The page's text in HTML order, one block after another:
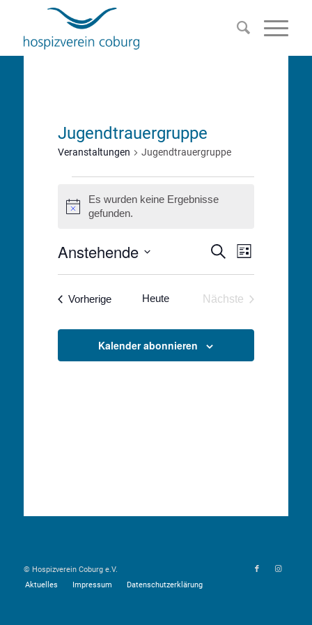
Jugendtrauergruppe
Veranstaltungen Jugendtrauergruppe
Veranstaltungen
Hinweis
Es wurden keine Ergebnisse
gefunden.
Suche
und
Ansichten,
Navigation
Suche
Liste
Anstehende
VorherigeVeranstaltungen
Heute
Nächste
Kalender abonnieren
© Hospizverein Coburg e.V.
Aktuelles
Impressum Datenschutzerklärung